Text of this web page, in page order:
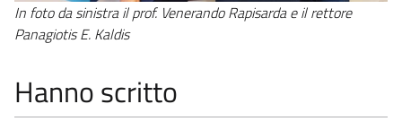
In foto da sinistra il prof. Venerando Rapisarda e il rettore
Panagiotis E. Kaldis
Hanno scritto